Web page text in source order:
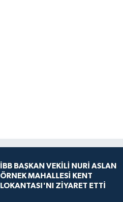
İBB BAŞKAN VEKİLİ NURİ ASLAN
ÖRNEK MAHALLESİ KENT
LOKANTASI'NI ZİYARET ETTİ